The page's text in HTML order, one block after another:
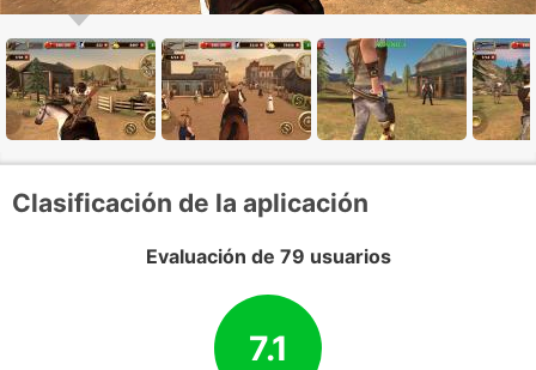
Clasificación de la aplicación
Evaluación de 79 usuarios
7.1